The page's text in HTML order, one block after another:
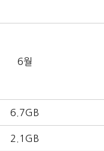
6월
6.7GB
2.1GB